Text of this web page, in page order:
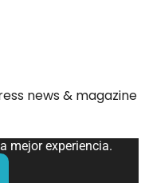
news & magazine
mejor experiencia.